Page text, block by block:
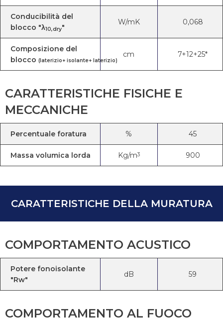
Conducibilità del
blocco "λ10,dry"
W/mK 0,068
Composizione del
blocco (laterizio+ isolante+ laterizio)
cm 7+12+25*
CARATTERISTICHE FISICHE E
MECCANICHE
Percentuale foratura % 45
Massa volumica lorda Kg/m3 900
CARATTERISTICHE DELLA MURATURA
COMPORTAMENTO ACUSTICO
Potere fonoisolante
"Rw"
dB 59
COMPORTAMENTO AL FUOCO